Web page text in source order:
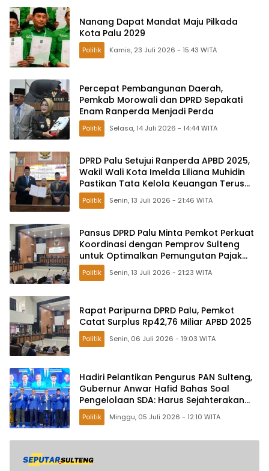
Nanang Dapat Mandat Maju Pilkada
Kota Palu 2029
Politik Kamis, 23 Juli 2026 - 15:43 WITA
Percepat Pembangunan Daerah,
Pemkab Morowali dan DPRD Sepakati
Enam Ranperda Menjadi Perda
Politik Selasa, 14 Juli 2026 - 14:44 WITA
DPRD Palu Setujui Ranperda APBD 2025,
Wakil Wali Kota Imelda Liliana Muhidin
Pastikan Tata Kelola Keuangan Terus
Dibenahi
Politik Senin, 13 Juli 2026 - 21:46 WITA
Pansus DPRD Palu Minta Pemkot Perkuat
Koordinasi dengan Pemprov Sulteng
untuk Optimalkan Pemungutan Pajak
Tambang
Politik Senin, 13 Juli 2026 - 21:23 WITA
Rapat Paripurna DPRD Palu, Pemkot
Catat Surplus Rp42,76 Miliar APBD 2025
Politik Senin, 06 Juli 2026 - 19:03 WITA
Hadiri Pelantikan Pengurus PAN Sulteng,
Gubernur Anwar Hafid Bahas Soal
Pengelolaan SDA: Harus Sejahterakan
Masyarakat
Politik Minggu, 05 Juli 2026 - 12:10 WITA